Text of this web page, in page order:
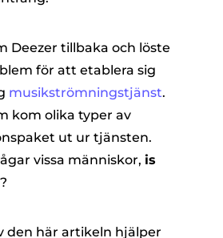
Deezer tillbaka och löste
för att etablera sig
musikströmningstjänst.
kom olika typer av
ut ur tjänsten.
vissa människor, is
?
den här artikeln hjälper